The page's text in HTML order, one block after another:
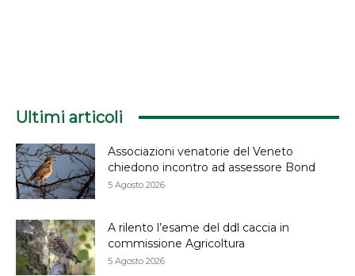
Ultimi articoli
Associazioni venatorie del Veneto
chiedono incontro ad assessore Bond
5 Agosto 2026
A rilento l’esame del ddl caccia in
commissione Agricoltura
5 Agosto 2026